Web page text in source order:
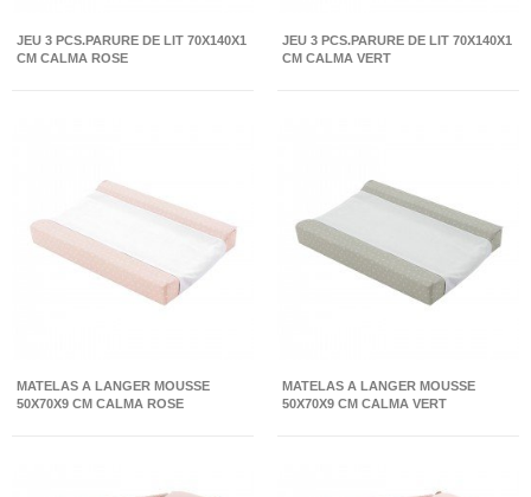
JEU 3 PCS.PARURE DE LIT 70X140X1
CM CALMA ROSE
JEU 3 PCS.PARURE DE LIT 70X140X1
CM CALMA VERT
MATELAS A LANGER MOUSSE
50X70X9 CM CALMA ROSE
MATELAS A LANGER MOUSSE
50X70X9 CM CALMA VERT